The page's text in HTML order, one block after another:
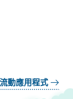
動應用程式